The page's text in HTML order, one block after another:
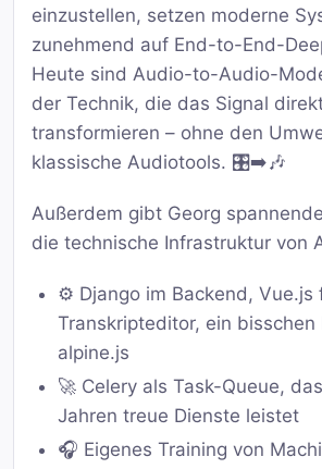
einzustellen, setzen moderne
zunehmend auf End-to-End-
Heute sind Audio-to-Audio-
der Technik, die das Signal
transformieren – ohne den
klassische Audiotools. 🎛️➡️🎶
Außerdem gibt Georg
die technische Infrastruktur von
⚙️ Django im Backend, Vue.js
Transkripteditor, ein bisschen
alpine.js
🚀 Celery als Task-Queue,
Jahren treue Dienste leistet
🎧 Eigenes Training von